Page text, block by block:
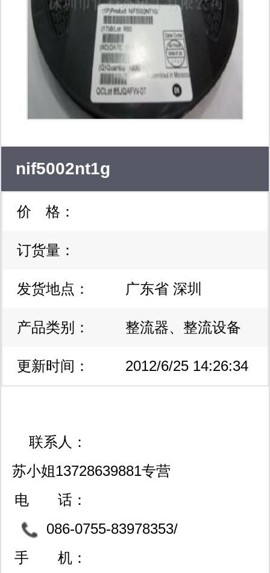
作关系，并大量备有各种原装ic的现货
库存！本公司代理及经销多种世界著名
品牌的产品如：xilinx、altera、
microchip、atmel、adi、ti、st、lt等
则，具有充足的原厂货源，丰富ic销售
经验,高素质的专业人员，强大的凯发
k8官网登录vip的售后服务，全方位保
证您作为客户的最大权益。.我们为国
产品的期货交易。目前公司与国内外近
百家生产厂商，科研单位，销售公司建
立了长期合作关系，产品涉及军工，通
了良好的经济和社会效益。 欢迎来电
来函洽谈业务,互惠互利,共谋发展.
nif5002nt1g
价 格：
订货量：
发货地点： 广东省 深圳
产品类别： 整流器、整流设备
更新时间： 2012/6/25 14:26:34
联系人：
苏小姐13728639881专营
三极管全系列/现货热销中
电 话：
086-0755-83978353/
83988593
手 机：